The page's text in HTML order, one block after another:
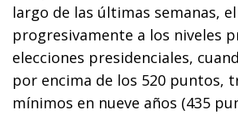
largo de las últimas semanas,
progresivamente a los niveles
elecciones presidenciales,
por encima de los 520 puntos,
mínimos en nueve años (435